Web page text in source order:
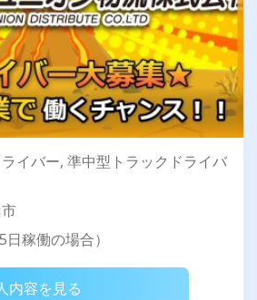
イバー, 準中型トラックドライバ
稼働の場合）
内容を見る